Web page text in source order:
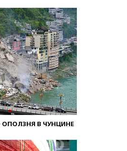
В ЧУНЦИНЕ